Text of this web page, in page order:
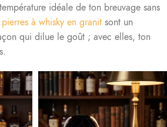
idéale de ton breuvage sans
pierres à whisky en granit sont un
qui dilue le goût ; avec elles, ton